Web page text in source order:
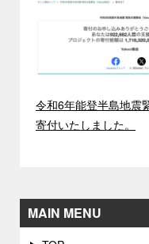
令和6年能登半島地震
寄付いたしました。
MAIN MENU